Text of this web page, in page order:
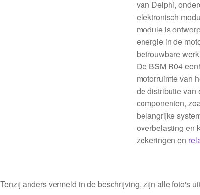
van Delphi,
elektronisch
module is
energie in de
betrouwbare
De BSM R04
motorruimte van
de distributie van
componenten,
belangrijke
overbelasting en
zekeringen en
Tenzij anders vermeld in de beschrijving, zijn alle foto's